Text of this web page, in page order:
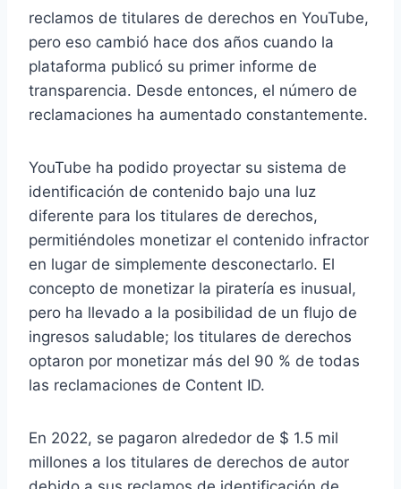
reclamos de titulares de derechos en YouTube,
pero eso cambió hace dos años cuando la
plataforma publicó su primer informe de
transparencia. Desde entonces, el número de
reclamaciones ha aumentado constantemente.
YouTube ha podido proyectar su sistema de
identificación de contenido bajo una luz
diferente para los titulares de derechos,
permitiéndoles monetizar el contenido infractor
en lugar de simplemente desconectarlo. El
concepto de monetizar la piratería es inusual,
pero ha llevado a la posibilidad de un flujo de
ingresos saludable; los titulares de derechos
optaron por monetizar más del 90 % de todas
las reclamaciones de Content ID.
En 2022, se pagaron alrededor de $ 1.5 mil
millones a los titulares de derechos de autor